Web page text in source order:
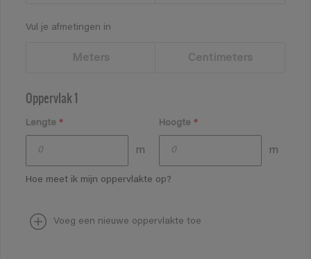
Vul je afmetingen in
Meters Centimeters
Oppervlak 1
Lengte *
m
Hoogte *
m
Hoe meet ik mijn oppervlakte op?
Voeg een nieuwe oppervlakte toe